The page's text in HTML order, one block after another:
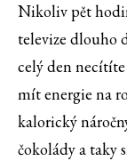
Nikoliv pět
televize dlouho
celý den
mít energie na
kalorický
čokolády a taky